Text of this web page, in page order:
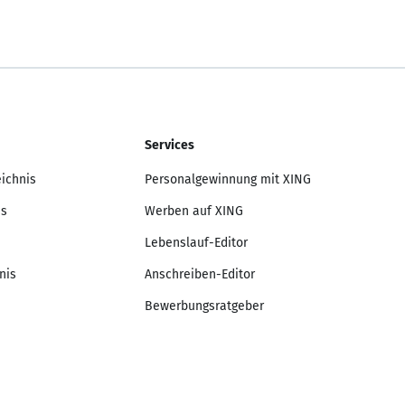
Services
Personalgewinnung mit XING
Werben auf XING
Lebenslauf-Editor
Anschreiben-Editor
Bewerbungsratgeber